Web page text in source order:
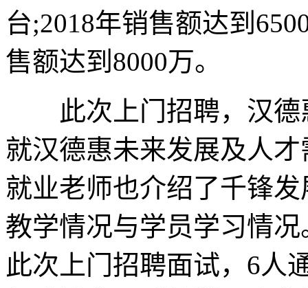
台;2018年销售额达到
售额达到8000万。
此次上门招聘，汉德
就汉德惠未来发展及人
就业老师也介绍了千锋
教学情况与学员学习情
此次上门招聘面试，6人